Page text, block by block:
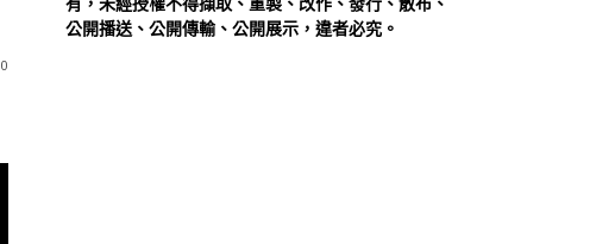
0
公開播送、公開傳輸、公開展示，違者必究。